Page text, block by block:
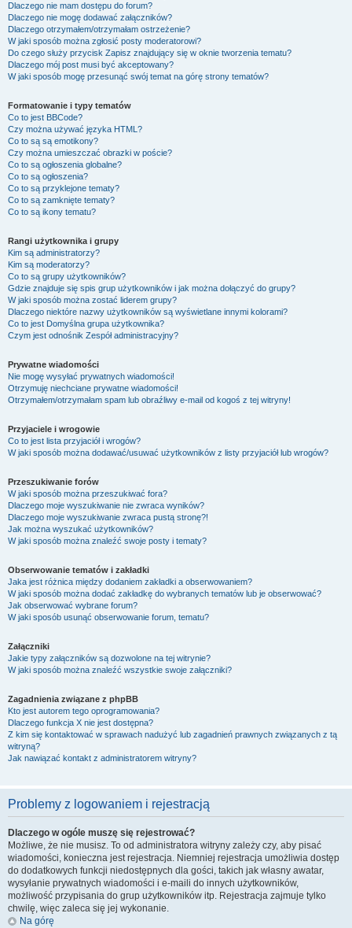
Dlaczego nie mam dostępu do forum?
Dlaczego nie mogę dodawać załączników?
Dlaczego otrzymałem/otrzymałam ostrzeżenie?
W jaki sposób można zgłosić posty moderatorowi?
Do czego służy przycisk Zapisz znajdujący się w oknie tworzenia tematu?
Dlaczego mój post musi być akceptowany?
W jaki sposób mogę przesunąć swój temat na górę strony tematów?
Formatowanie i typy tematów
Co to jest BBCode?
Czy można używać języka HTML?
Co to są są emotikony?
Czy można umieszczać obrazki w poście?
Co to są ogłoszenia globalne?
Co to są ogłoszenia?
Co to są przyklejone tematy?
Co to są zamknięte tematy?
Co to są ikony tematu?
Rangi użytkownika i grupy
Kim są administratorzy?
Kim są moderatorzy?
Co to są grupy użytkowników?
Gdzie znajduje się spis grup użytkowników i jak można dołączyć do grupy?
W jaki sposób można zostać liderem grupy?
Dlaczego niektóre nazwy użytkowników są wyświetlane innymi kolorami?
Co to jest Domyślna grupa użytkownika?
Czym jest odnośnik Zespół administracyjny?
Prywatne wiadomości
Nie mogę wysyłać prywatnych wiadomości!
Otrzymuję niechciane prywatne wiadomości!
Otrzymałem/otrzymałam spam lub obraźliwy e-mail od kogoś z tej witryny!
Przyjaciele i wrogowie
Co to jest lista przyjaciół i wrogów?
W jaki sposób można dodawać/usuwać użytkowników z listy przyjaciół lub wrogów?
Przeszukiwanie forów
W jaki sposób można przeszukiwać fora?
Dlaczego moje wyszukiwanie nie zwraca wyników?
Dlaczego moje wyszukiwanie zwraca pustą stronę?!
Jak można wyszukać użytkowników?
W jaki sposób można znaleźć swoje posty i tematy?
Obserwowanie tematów i zakładki
Jaka jest różnica między dodaniem zakładki a obserwowaniem?
W jaki sposób można dodać zakładkę do wybranych tematów lub je obserwować?
Jak obserwować wybrane forum?
W jaki sposób usunąć obserwowanie forum, tematu?
Załączniki
Jakie typy załączników są dozwolone na tej witrynie?
W jaki sposób można znaleźć wszystkie swoje załączniki?
Zagadnienia związane z phpBB
Kto jest autorem tego oprogramowania?
Dlaczego funkcja X nie jest dostępna?
Z kim się kontaktować w sprawach nadużyć lub zagadnień prawnych związanych z tą
witryną?
Jak nawiązać kontakt z administratorem witryny?
Problemy z logowaniem i rejestracją
Dlaczego w ogóle muszę się rejestrować?
Możliwe, że nie musisz. To od administratora witryny zależy czy, aby pisać
wiadomości, konieczna jest rejestracja. Niemniej rejestracja umożliwia dostęp
do dodatkowych funkcji niedostępnych dla gości, takich jak własny awatar,
wysyłanie prywatnych wiadomości i e-maili do innych użytkowników,
możliwość przypisania do grup użytkowników itp. Rejestracja zajmuje tylko
chwilę, więc zaleca się jej wykonanie.
Na górę